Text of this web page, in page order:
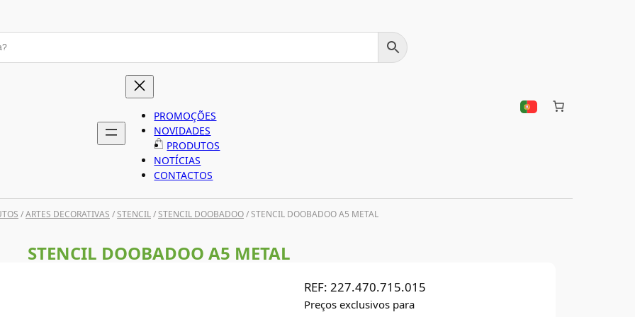
PROMOÇÕES
NOVIDADES
PRODUTOS
NOTÍCIAS
CONTACTOS
/ARTES DECORATIVAS /STENCIL/STENCIL DOOBADOO/ STENCIL DOOBADOO A5 METAL
STENCIL DOOBADOO A5 METAL
REF: 227.470.715.015
Preços exclusivos para